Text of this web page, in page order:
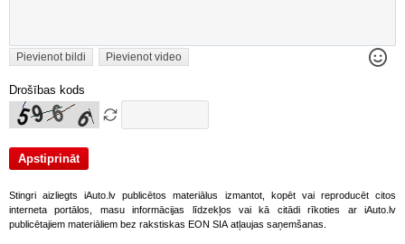
Pievienot bildi Pievienot video
Drošības kods
Stingri aizliegts iAuto.lv publicētos materiālus izmantot, kopēt vai reproducēt citos
interneta portālos, masu informācijas līdzekļos vai kā citādi rīkoties ar iAuto.lv
publicētajiem materiāliem bez rakstiskas EON SIA atļaujas saņemšanas.